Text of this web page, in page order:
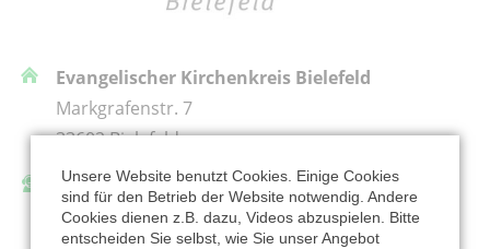
Evangelischer Kirchenkreis Bielefeld
Markgrafenstr. 7
33602 Bielefeld
Ansprechpartner/in:
Karin Lammers-Nehrkorn
Unsere Website benutzt Cookies. Einige Cookies
sind für den Betrieb der Website notwendig. Andere
Cookies dienen z.B. dazu, Videos abzuspielen. Bitte
entscheiden Sie selbst, wie Sie unser Angebot